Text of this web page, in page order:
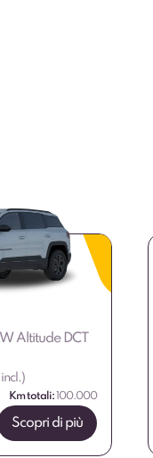
Altitude DCT
Km totali: 100.000
Scopri di più